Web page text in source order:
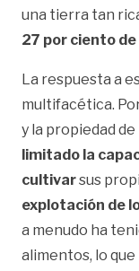
una tierra tan
27 por ciento
La respuesta a
multifacética.
y la propiedad
limitado la
cultivarsus
explotación de
a menudo ha
alimentos, lo que